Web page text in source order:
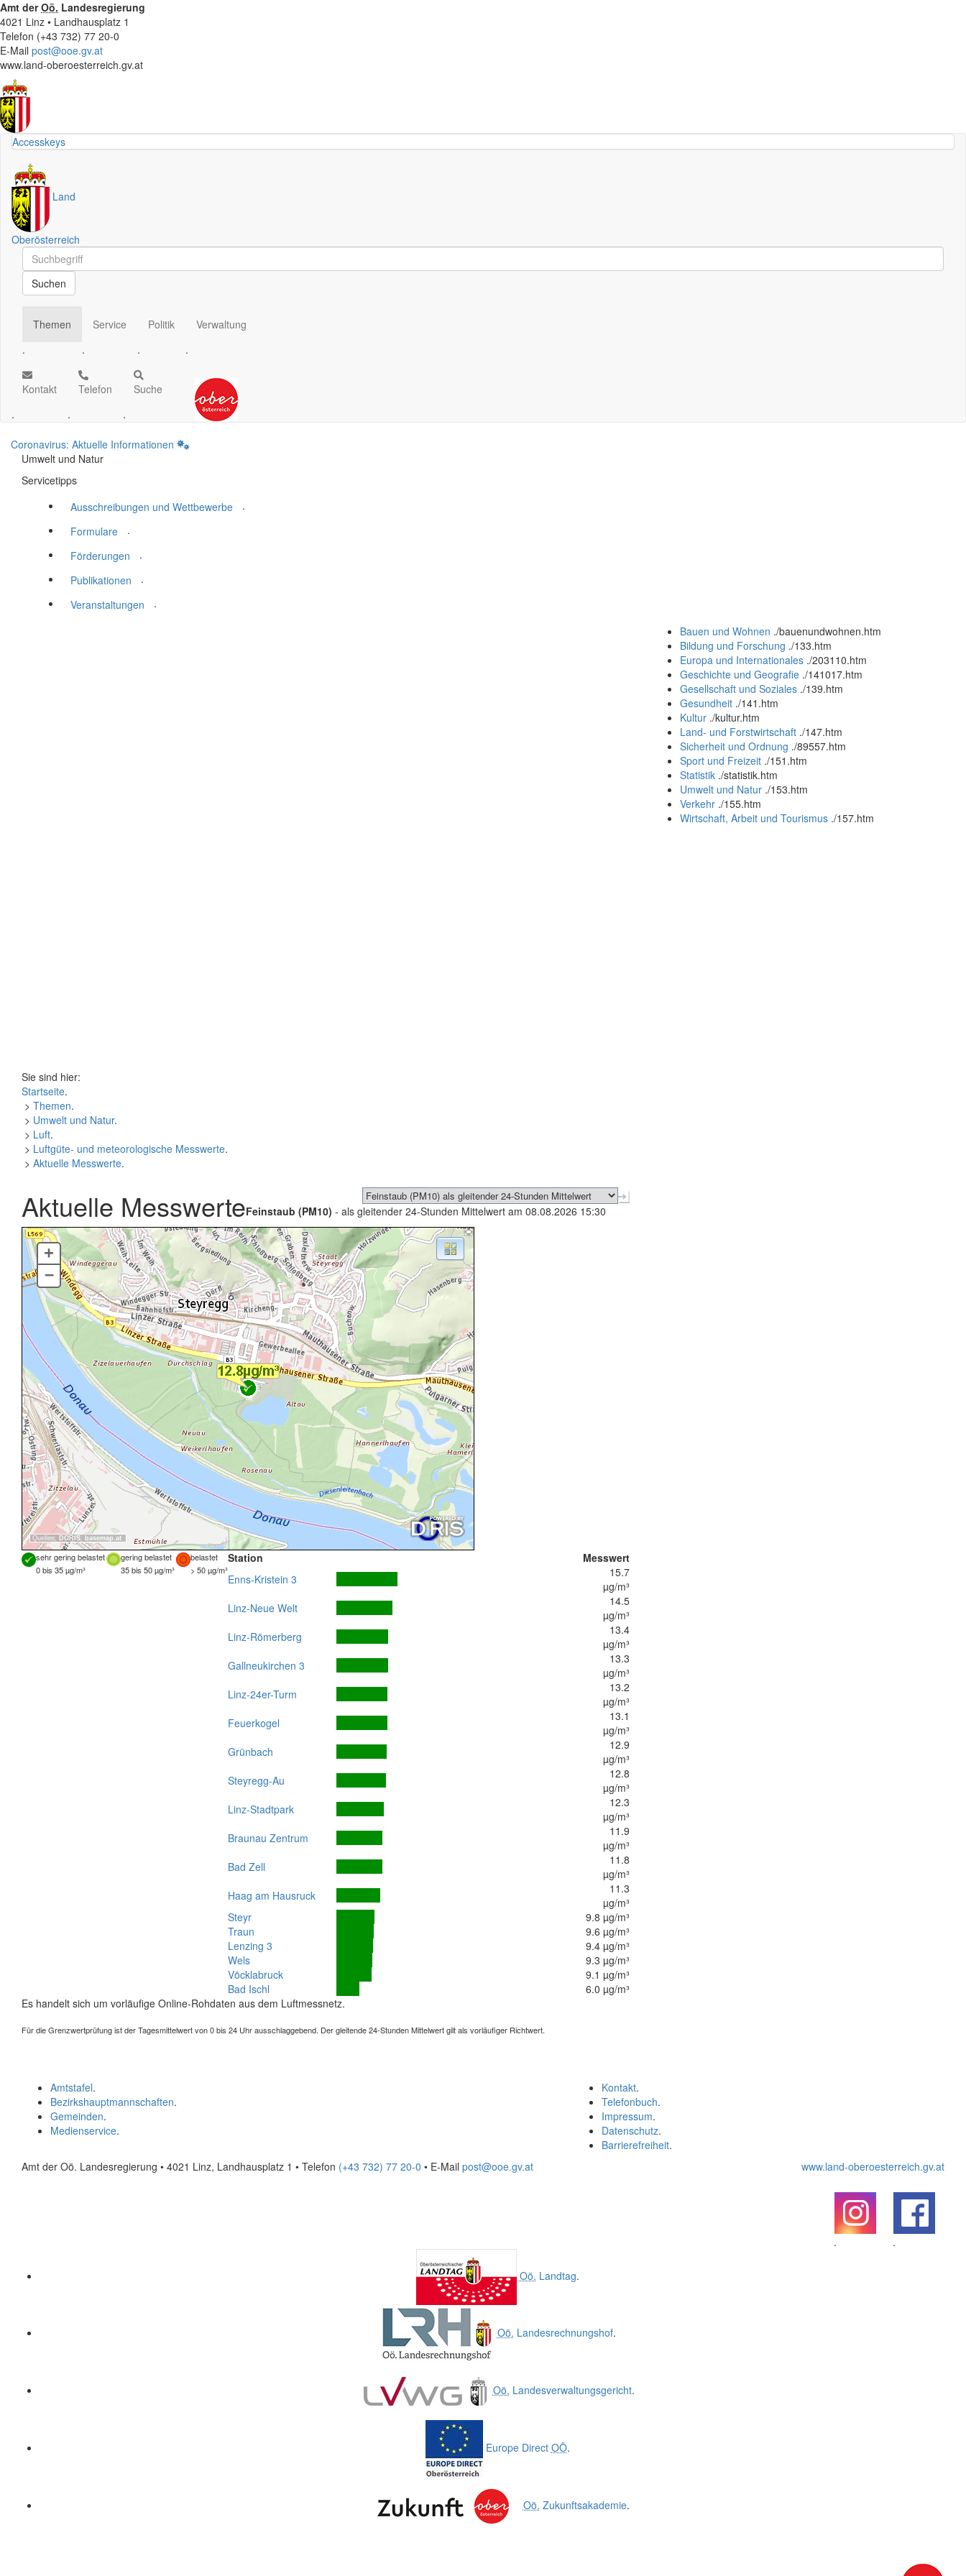
Amt derOö. Landesregierung
4021 Linz • Landhausplatz 1
Telefon (+43 732) 77 20-0
E-Mail post@ooe.gv.at
www.land-oberoesterreich.gv.at
Accesskeys
Land
Oberösterreich
Schnellsuche
Schnellsuche
Suchen
Themen
.
Service
.
Politik
.
Verwaltung
.
Kontakt
.
Telefon
.
Suche
.
Coronavirus: Aktuelle Informationen
Umwelt und Natur
Servicetipps
Ausschreibungen und Wettbewerbe
.
Formulare
.
Förderungen
.
Publikationen
.
Veranstaltungen
.
Bauen und Wohnen ./bauenundwohnen.htm
Bildung und Forschung ./133.htm
Europa und Internationales ./203110.htm
Geschichte und Geografie ./141017.htm
Gesellschaft und Soziales ./139.htm
Gesundheit ./141.htm
Kultur ./kultur.htm
Land- und Forstwirtschaft ./147.htm
Sicherheit und Ordnung ./89557.htm
Sport und Freizeit ./151.htm
Statistik ./statistik.htm
Umwelt und Natur ./153.htm
Verkehr ./155.htm
Wirtschaft, Arbeit und Tourismus ./157.htm
Sie sind hier:
Startseite.
> Themen.
> Umwelt und Natur.
> Luft.
> Luftgüte- und meteorologische Messwerte.
> Aktuelle Messwerte.
Aktuelle MesswerteFeinstaub (PM10) - als gleitender 24-Stunden Mittelwert am 08.08.2026 15:30
Quellen: DORIS, basemap.at
+
–
sehr gering belastet gering belastet
belastet
0 bis 35 µg/m³
35 bis 50 µg/m³ > 50 µg/m³
Station
Messwert
Enns-Kristein 3
15.7
µg/m³
Linz-Neue Welt
14.5
µg/m³
Linz-Römerberg
13.4
µg/m³
Gallneukirchen 3
13.3
µg/m³
Linz-24er-Turm
13.2
µg/m³
Feuerkogel
13.1
µg/m³
Grünbach
12.9
µg/m³
Steyregg-Au
12.8
µg/m³
Linz-Stadtpark
12.3
µg/m³
Braunau Zentrum
11.9
µg/m³
Bad Zell
11.8
µg/m³
Haag am Hausruck
11.3
µg/m³
Steyr
9.8 µg/m³
Traun
9.6 µg/m³
Lenzing 3
9.4 µg/m³
Wels
9.3 µg/m³
Vöcklabruck
9.1 µg/m³
Bad Ischl
6.0 µg/m³
Es handelt sich um vorläufige Online-Rohdaten aus dem Luftmessnetz.
Für die Grenzwertprüfung ist der Tagesmittelwert von 0 bis 24 Uhr ausschlaggebend. Der gleitende 24-Stunden Mittelwert gilt als vorläufiger Richtwert.
Kontakt.
Telefonbuch.
Impressum.
Datenschutz.
Barrierefreiheit.
Amtstafel.
Bezirkshauptmannschaften.
Gemeinden.
Medienservice.
Amt der Oö. Landesregierung • 4021 Linz, Landhausplatz 1 • Telefon (+43 732) 77 20-0 • E-Mail post@ooe.gv.at www.land-oberoesterreich.gv.at
.
.
Oö. Landtag.
Oö. Landesrechnungshof.
Oö. Landesverwaltungsgericht.
Europe Direct OÖ.
Oö. Zukunftsakademie.